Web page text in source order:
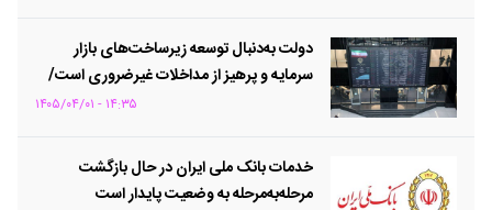
دولت به‌دنبال توسعه زیرساخت‌های بازار
سرمایه و پرهیز از مداخلات غیرضروری است/
ورود شرکت‌های فعال در حوزه اقتصاد
وزارت اقتصاد است + ویدئو
۱۴:۳۵ - ۱۴۰۵/۰۴/۰۱
خدمات بانک ملی ایران در حال بازگشت
مرحله‌به‌مرحله به وضعیت پایدار است